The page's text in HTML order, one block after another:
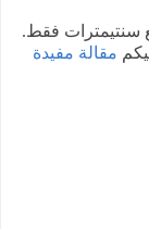
سنتيمترات فقط.
مقالة مفيدة